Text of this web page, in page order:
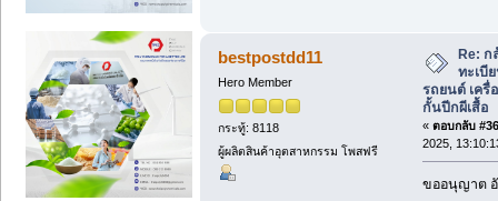
bestpostdd11
Hero Member
กระทู้: 8118
ผู้ผลิตสินค้าอุตสาหกรรม โพสฟรี
Re: ก
ทะเบี
รถยนต์ เครื่
กั้นปีกผีเสื้อ
« ตอบกลับ
2025,
ขออนุญาต